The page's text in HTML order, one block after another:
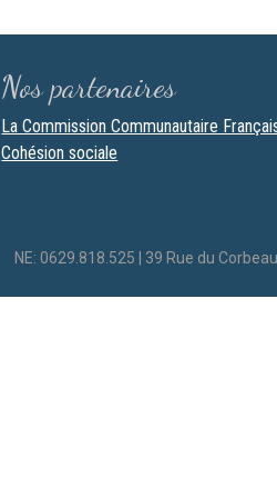
Nos partenaires
La Commission Communautaire
Cohésion sociale
NE: 0629.818.525 | 39 Rue du